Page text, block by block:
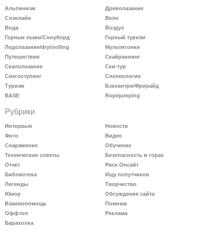
Альпинизм
Древолазание
Слэклайн
Вело
Вода
Воздух
Горные лыжи/Сноуборд
Горный туризм
Ледолазание/drytoolling
Мультигонки
Путешествия
Скайраннинг
Скалолазание
Ски-тур
Снегоступинг
Спелеология
Туризм
Бэккантри/Фрирайд
BASE
Ropejumping
Рубрики
Интервью
Новости
Фото
Видео
Снаряжение
Обучение
Технические советы
Безопасность в горах
Отчет
Риск Онсайт
Библиотека
Ищу попутчиков
Легенды
Творчество
Юмор
Обсуждение сайта
Взаимопомощь
Помним
Оффтоп
Реклама
Барахолка